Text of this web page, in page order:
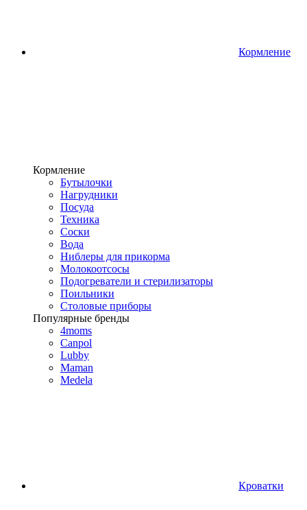
Кормление
Кормление
Бутылочки
Нагрудники
Посуда
Техника
Соски
Вода
Ниблеры для прикорма
Молокоотсосы
Подогреватели и стерилизаторы
Поильники
Столовые приборы
Популярные бренды
4moms
Canpol
Lubby
Maman
Medela
Кроватки